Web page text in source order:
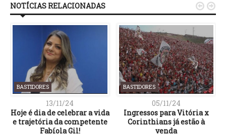
NOTÍCIAS RELACIONADAS
BASTIDORES
13/11/24
Hoje é dia de celebrar a vida
e trajetória da competente
Fabíola Gil!
BASTIDORES
05/11/24
Ingressos para Vitória x
Corinthians já estão à
venda
 